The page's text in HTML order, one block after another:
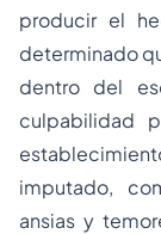
producir el
determinado
dentro del
culpabilidad
imputado,
ansias y